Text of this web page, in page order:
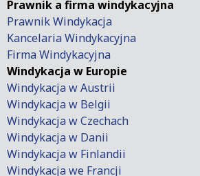
Prawnik a firma windykacyjna
Prawnik Windykacja
Kancelaria Windykacyjna
Firma Windykacyjna
Windykacja w Europie
Windykacja w Austrii
Windykacja w Belgii
Windykacja w Czechach
Windykacja w Danii
Windykacja w Finlandii
Windykacja we Francji